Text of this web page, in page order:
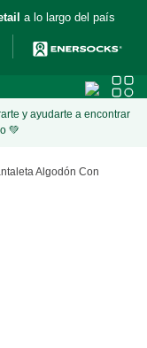
a lo largo del país
y ayudarte a encontrar
💚
Algodón Con